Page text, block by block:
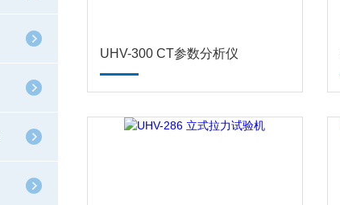
UHV-300 CT参数分析仪